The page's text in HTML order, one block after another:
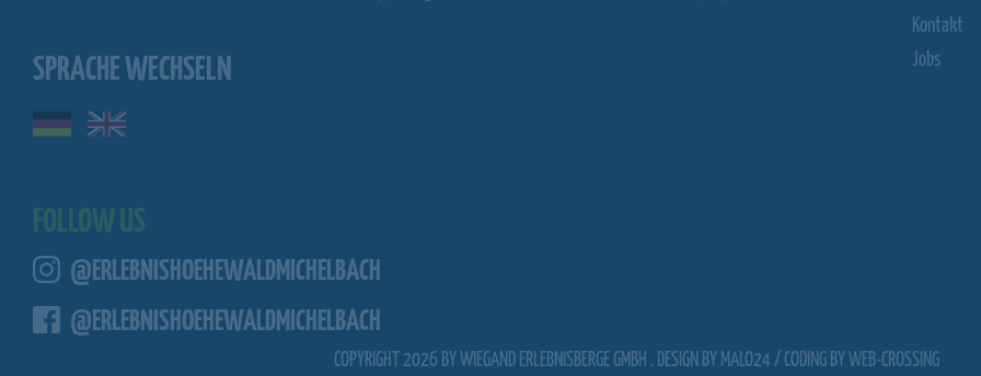
SPRACHE WECHSELN
@ERLEBNISHOEHEWALDMICHELBACH
@ERLEBNISHOEHEWALDMICHELBACH
Kontakt
Jobs
COPYRIGHT 2026 BY WIEGAND ERLEBNISBERGE GMBH . DESIGN BY MALO24 / CODING BY WEB-CROSSING